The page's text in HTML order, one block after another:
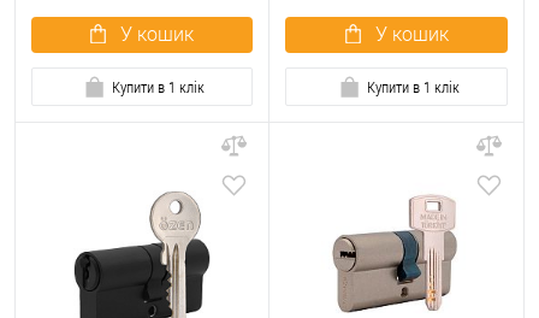
У кошик
Купити в 1 клік
У кошик
Купити в 1 клік